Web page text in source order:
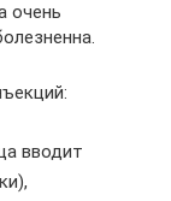
очень
вводит